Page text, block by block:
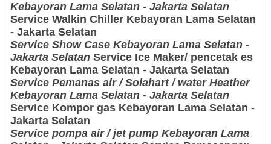
Kebayoran Lama Selatan - Jakarta Selatan
Service Walkin Chiller Kebayoran Lama Selatan
- Jakarta Selatan
Service Show Case Kebayoran Lama Selatan -
Jakarta Selatan Service Ice Maker/ pencetak es
Kebayoran Lama Selatan - Jakarta Selatan
Service Pemanas air / Solahart / water Heather
Kebayoran Lama Selatan - Jakarta Selatan
Service Kompor gas Kebayoran Lama Selatan -
Jakarta Selatan
Service pompa air / jet pump Kebayoran Lama